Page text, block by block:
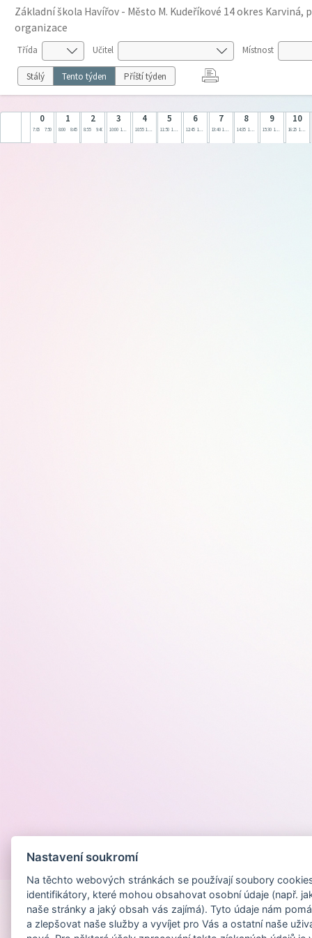
Základní škola Havířov - Město M. Kudeříkové 14 okres Karviná,
organizace
Třída Učitel Místnost
Stálý Tento týden Příští týden
0
7:05 7:50
1
8:00 8:45
2
8:55 9:40
3
10:00 10:45
4
10:55 11:40
5
11:50 12:35
6
12:45 13:30
7
13:40 14:25
8
14:35 15:20
9
15:30 16:15
10
16:25 17:10
Nastavení soukromí
Na těchto webových stránkách se používají soubory
identifikátory, které mohou obsahovat osobní údaje (např.
naše stránky a jaký obsah vás zajímá). Tyto údaje nám
a zlepšovat naše služby a vyvíjet pro Vás a ostatní naše